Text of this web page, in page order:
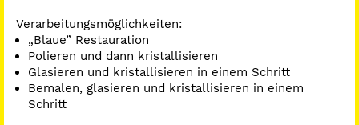
Verarbeitungsmöglichkeiten:
„Blaue” Restauration
Polieren und dann kristallisieren
Glasieren und kristallisieren in einem Schritt
Bemalen, glasieren und kristallisieren in einem
Schritt